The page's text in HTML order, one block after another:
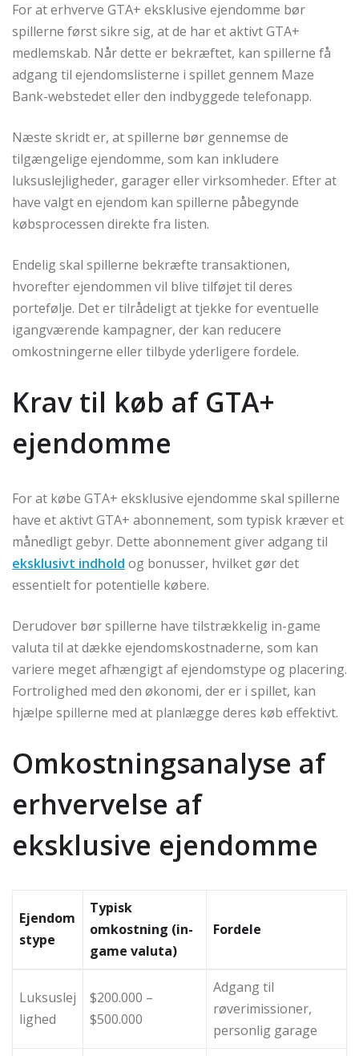
For at erhverve GTA+ eksklusive ejendomme bør
spillerne først sikre sig, at de har et aktivt GTA+
medlemskab. Når dette er bekræftet, kan spillerne få
adgang til ejendomslisterne i spillet gennem Maze
Bank-webstedet eller den indbyggede telefonapp.
Næste skridt er, at spillerne bør gennemse de
tilgængelige ejendomme, som kan inkludere
luksuslejligheder, garager eller virksomheder. Efter at
have valgt en ejendom kan spillerne påbegynde
købsprocessen direkte fra listen.
Endelig skal spillerne bekræfte transaktionen,
hvorefter ejendommen vil blive tilføjet til deres
portefølje. Det er tilrådeligt at tjekke for eventuelle
igangværende kampagner, der kan reducere
omkostningerne eller tilbyde yderligere fordele.
Krav til køb af GTA+
ejendomme
For at købe GTA+ eksklusive ejendomme skal spillerne
have et aktivt GTA+ abonnement, som typisk kræver et
månedligt gebyr. Dette abonnement giver adgang til
eksklusivt indhold og bonusser, hvilket gør det
essentielt for potentielle købere.
Derudover bør spillerne have tilstrækkelig in-game
valuta til at dække ejendomskostnaderne, som kan
variere meget afhængigt af ejendomstype og placering.
Fortrolighed med den økonomi, der er i spillet, kan
hjælpe spillerne med at planlægge deres køb effektivt.
Omkostningsanalyse af
erhvervelse af
eksklusive ejendomme
Ejendom
stype
Typisk
omkostning (in-
game valuta)
Fordele
Luksuslej
lighed
$200.000 –
$500.000
Adgang til
røverimissioner,
personlig garage